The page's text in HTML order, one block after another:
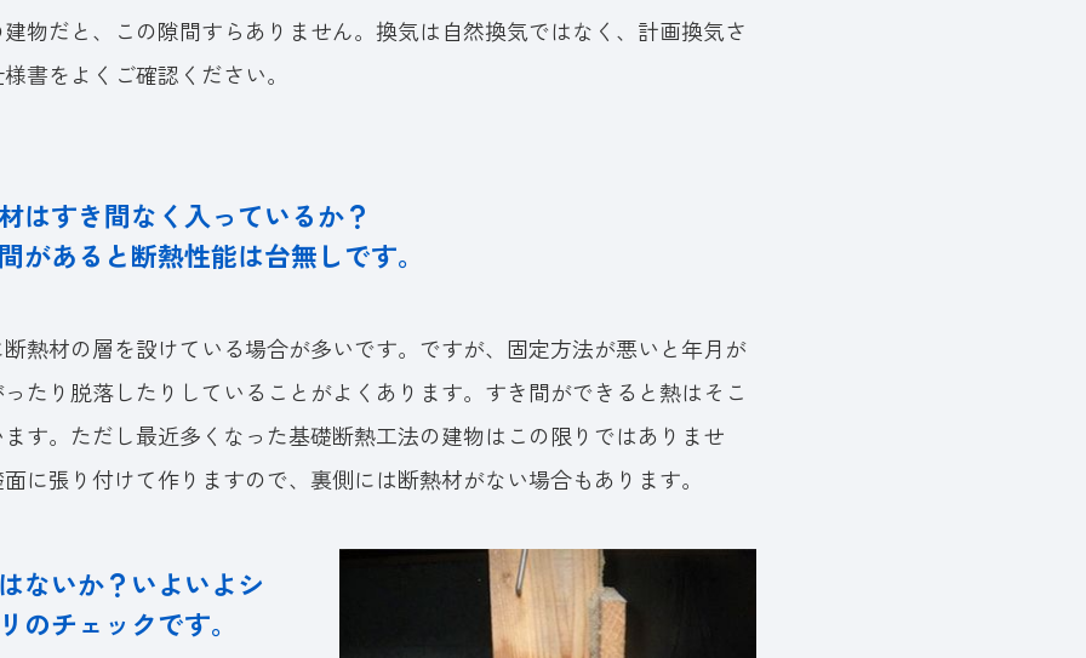
物だと、この隙間すらありません。換気は自然換気ではなく、計画換気さ
書をよくご確認ください。
はすき間なく入っているか？
があると断熱性能は台無しです。
熱材の層を設けている場合が多いです。ですが、固定方法が悪いと年月が
たり脱落したりしていることがよくあります。すき間ができると熱はそこ
す。ただし最近多くなった基礎断熱工法の建物はこの限りではありませ
に張り付けて作りますので、裏側には断熱材がない場合もあります。
ないか？いよいよシ
のチェックです。